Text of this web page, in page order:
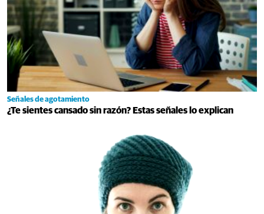
Señales de agotamiento
¿Te sientes cansado sin razón? Estas señales lo explican